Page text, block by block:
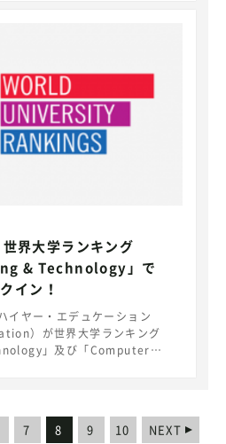
進め、地域にそして世界に貢献
す。 THE世界大学ラ
rankings/ 作成
界大学ランキング
& Technology」で
イン！
イヤー・エデュケーション
）が世界大学ランキング
」及び「Computer
いで室蘭工業大学（601～800
）、岩手大学（801＋位）、山
7 8 9 10 NEXT